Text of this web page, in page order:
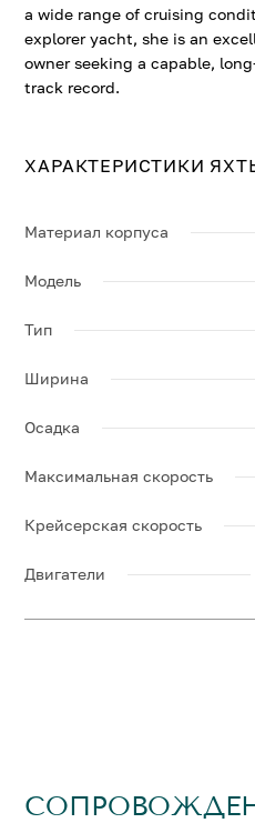
a wide range of cruising
explorer yacht, she is an
owner seeking a capable,
track record.
ХАРАКТЕРИСТИКИ ЯХТЫ
Материал корпуса
Модель
Тип
Ширина
Осадка
Максимальная скорость
Крейсерская скорость
Двигатели